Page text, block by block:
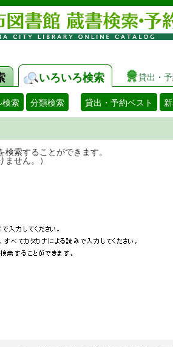
いろいろ検索 貸出・
検索 分類検索 貸出・予約ベスト
蔵書を検索することがで
せん。）